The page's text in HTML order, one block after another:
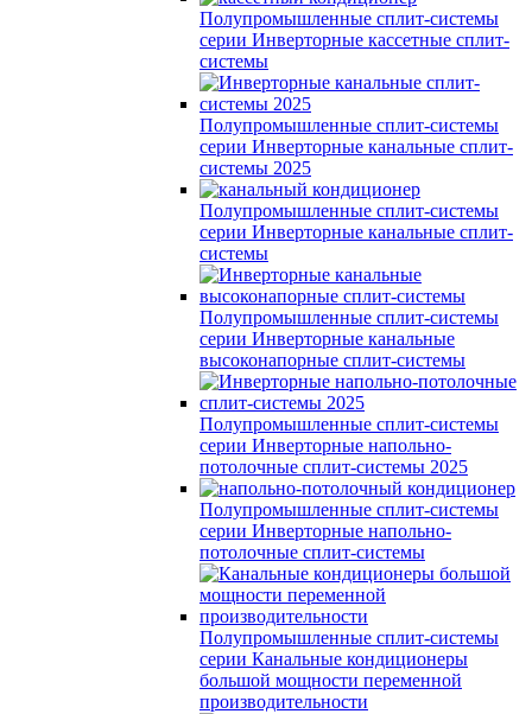
Полупромышленные сплит-системы
серии Инверторные кассетные сплит-
системы
Полупромышленные сплит-системы
серии Инверторные канальные сплит-
системы 2025
Полупромышленные сплит-системы
серии Инверторные канальные сплит-
системы
Полупромышленные сплит-системы
серии Инверторные канальные
высоконапорные сплит-системы
Полупромышленные сплит-системы
серии Инверторные напольно-
потолочные сплит-системы 2025
Полупромышленные сплит-системы
серии Инверторные напольно-
потолочные сплит-системы
Полупромышленные сплит-системы
серии Канальные кондиционеры
большой мощности переменной
производительности